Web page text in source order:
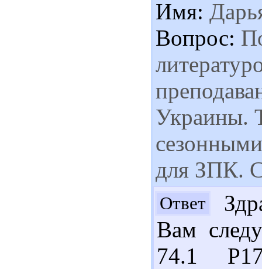
Имя:
Вопрос:
Украины.
для ЗПК.
Ответ
Вам
74.1